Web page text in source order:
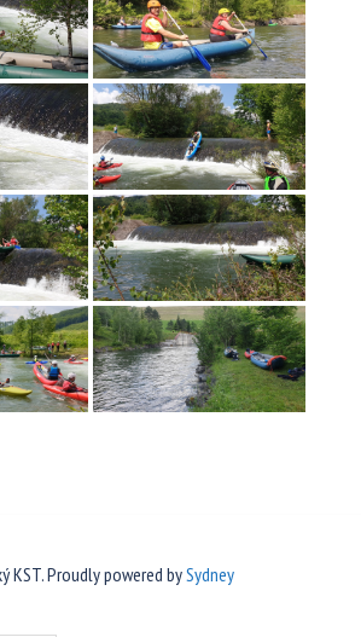
KST. Proudly powered bySydney